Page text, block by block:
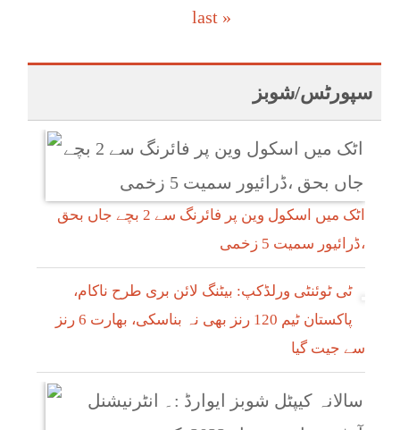
last »
سپورٹس/شوبز
اٹک میں اسکول وین پر فائرنگ سے 2 بچے جاں بحق
،ڈرائیور سمیت 5 زخمی
ٹی ٹوئنٹی ورلڈکپ: بیٹنگ لائن بری طرح ناکام،
پاکستان ٹیم 120 رنز بھی نہ بناسکی، بھارت 6 رنز
سے جیت گیا